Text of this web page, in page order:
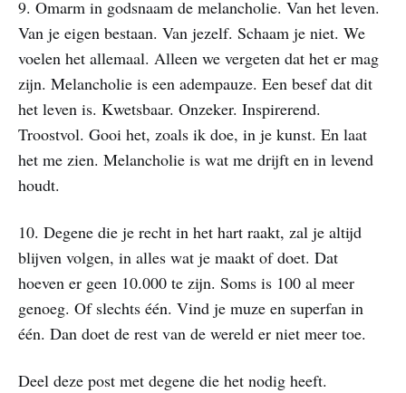
​9. Omarm in godsnaam de melancholie. Van het leven.
Van je eigen bestaan. Van jezelf. Schaam je niet. We
voelen het allemaal. Alleen we vergeten dat het er mag
zijn. Melancholie is een adempauze. Een besef dat dit
het leven is. Kwetsbaar. Onzeker. Inspirerend.
Troostvol. Gooi het, zoals ik doe, in je kunst. En laat
het me zien. Melancholie is wat me drijft en in levend
houdt.
10. Degene die je recht in het hart raakt, zal je altijd
blijven volgen, in alles wat je maakt of doet. Dat
hoeven er geen 10.000 te zijn. Soms is 100 al meer
genoeg. Of slechts één. Vind je muze en superfan in
één. Dan doet de rest van de wereld er niet meer toe.
Deel deze post met degene die het nodig heeft.